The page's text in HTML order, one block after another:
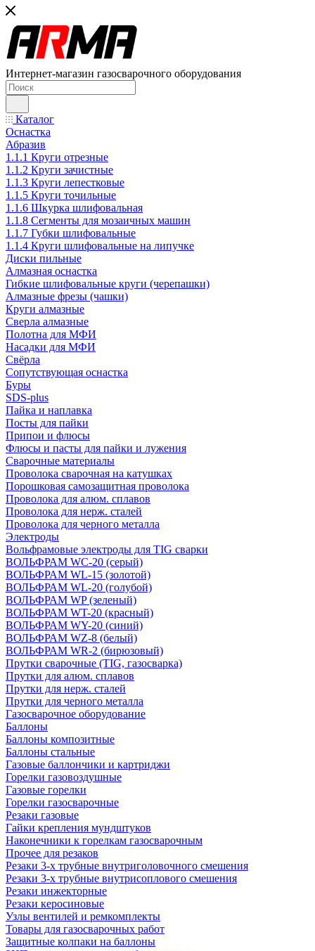
Интернет-магазин газосварочного оборудования
Каталог
Оснастка
Абразив
1.1.1 Круги отрезные
1.1.2 Круги зачистные
1.1.3 Круги лепестковые
1.1.5 Круги точильные
1.1.6 Шкурка шлифовальная
1.1.8 Сегменты для мозаичных машин
1.1.7 Губки шлифовальные
1.1.4 Круги шлифовальные на липучке
Диски пильные
Алмазная оснастка
Гибкие шлифовальные круги (черепашки)
Алмазные фрезы (чашки)
Круги алмазные
Сверла алмазные
Полотна для МФИ
Насадки для МФИ
Свёрла
Сопутствующая оснастка
Буры
SDS-plus
Пайка и наплавка
Посты для пайки
Припои и флюсы
Флюсы и пасты для пайки и лужения
Сварочные материалы
Проволока сварочная на катушках
Порошковая самозащитная проволока
Проволока для алюм. сплавов
Проволока для нерж. сталей
Проволока для черного металла
Электроды
Вольфрамовые электроды для TIG сварки
ВОЛЬФРАМ WC-20 (серый)
ВОЛЬФРАМ WL-15 (золотой)
ВОЛЬФРАМ WL-20 (голубой)
ВОЛЬФРАМ WP (зеленый)
ВОЛЬФРАМ WT-20 (красный)
ВОЛЬФРАМ WY-20 (синий)
ВОЛЬФРАМ WZ-8 (белый)
ВОЛЬФРАМ WR-2 (бирюзовый)
Прутки сварочные (TIG, газосварка)
Прутки для алюм. сплавов
Прутки для нерж. сталей
Прутки для черного металла
Газосварочное оборудование
Баллоны
Баллоны композитные
Баллоны стальные
Газовые баллончики и картриджи
Горелки газовоздушные
Газовые горелки
Горелки газосварочные
Резаки газовые
Гайки крепления мундштуков
Наконечники к горелкам газосварочным
Прочее для резаков
Резаки 3-х трубные внутриголовочного смешения
Резаки 3-х трубные внутрисоплового смешения
Резаки инжекторные
Резаки керосиновые
Узлы вентилей и ремкомплекты
Товары для газосварочных работ
Защитные колпаки на баллоны